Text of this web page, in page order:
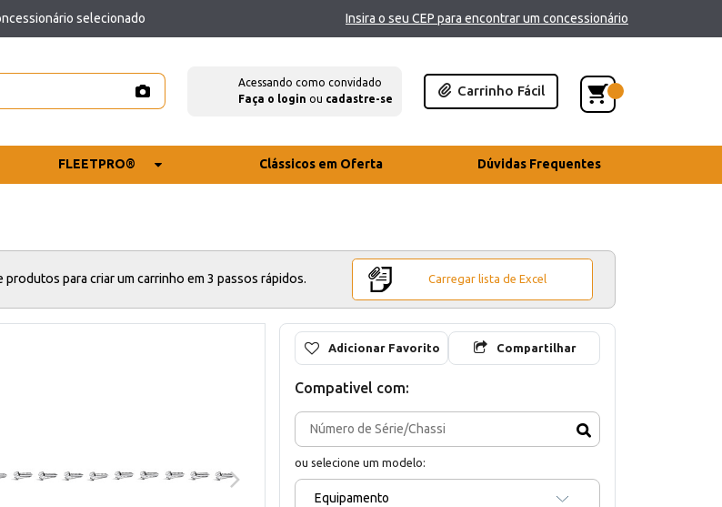
selecionado Insira o seu CEP para encontrar um concessionário
Acessando como convidado
Faça o login ou cadastre-se
Carrinho Fácil
FLEETPRO® Clássicos em Oferta Dúvidas Frequentes
produtos para criar um carrinho em 3 passos rápidos. Carregar lista de Excel
Adicionar Favorito Compartilhar
Compativel com:
ou selecione um modelo:
Equipamento